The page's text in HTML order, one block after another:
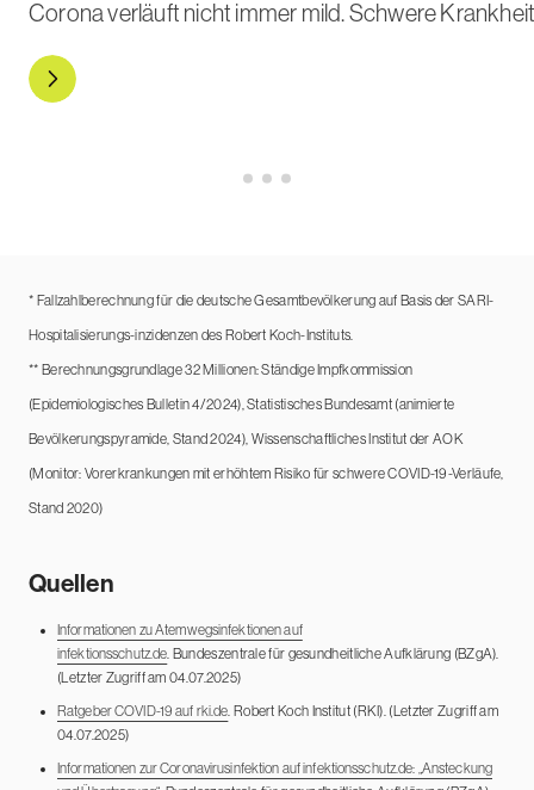
Corona verläuft nicht immer mild. Schwere
* Fallzahlberechnung für die deutsche Gesamtbevölkerung auf Basis der SARI-
Hospitalisierungs-inzidenzen des Robert Koch-Instituts.
** Berechnungsgrundlage 32 Millionen: Ständige Impfkommission
(Epidemiologisches Bulletin 4/2024), Statistisches Bundesamt (animierte
Bevölkerungspyramide, Stand 2024), Wissenschaftliches Institut der AOK
(Monitor: Vorerkrankungen mit erhöhtem Risiko für schwere COVID-19-Verläufe,
Stand 2020)
Quellen
Informationen zu Atemwegsinfektionen auf
infektionsschutz.de . Bundeszentrale für gesundheitliche Aufklärung (BZgA).
(Letzter Zugriff am 04.07.2025)
Ratgeber COVID-19 auf rki.de . Robert Koch Institut (RKI). (Letzter Zugriff am
04.07.2025)
Informationen zur Coronavirusinfektion auf infektionsschutz.de: „Ansteckung